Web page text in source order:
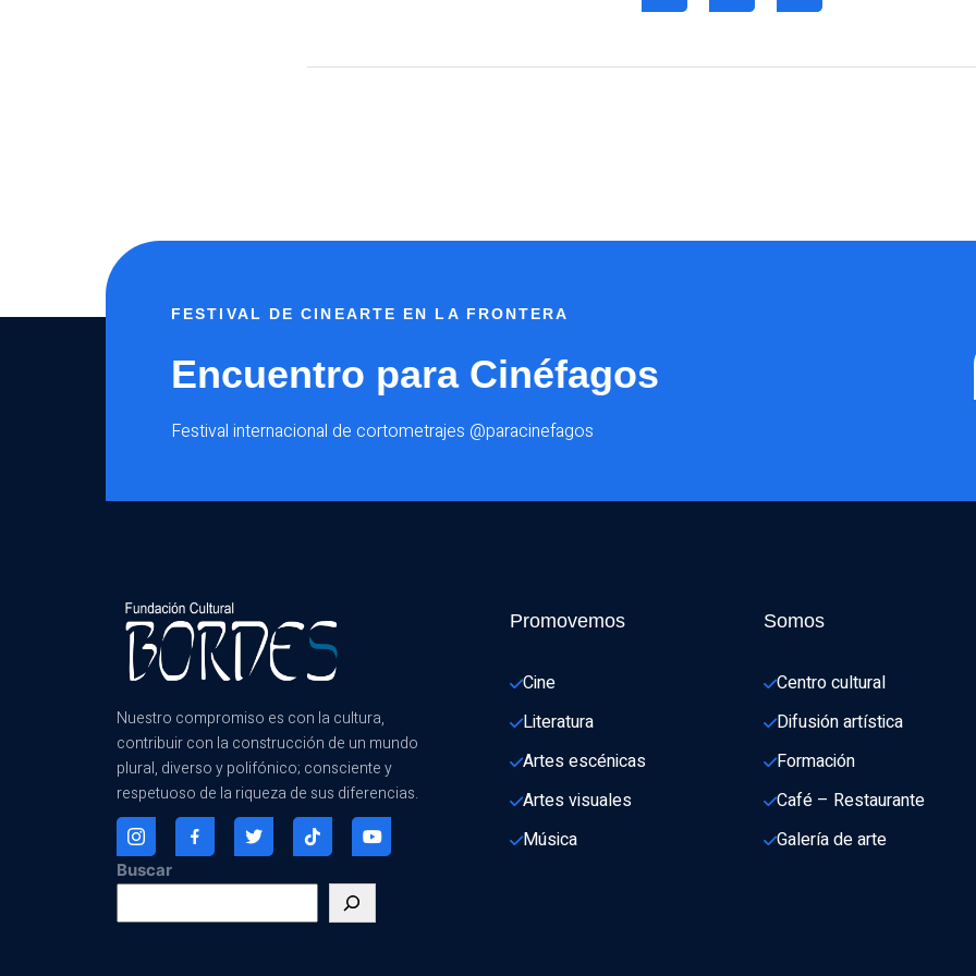
FESTIVAL DE CINEARTE EN LA FRONTERA
Encuentro para Cinéfagos
Festival internacional de cortometrajes @paracinefagos
Nuestro compromiso es con la cultura,
contribuir con la construcción de un mundo
plural, diverso y polifónico; consciente y
respetuoso de la riqueza de sus diferencias.
Buscar
Promovemos
Cine
Literatura
Artes escénicas
Artes visuales
Música
Somos
Centro cultural
Difusión artística
Formación
Café – Restaurante
Galería de arte